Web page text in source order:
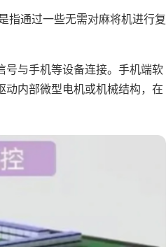
指通过一些无需对麻将机进行复
号与手机等设备连接。手机端软
内部微型电机或机械结构，在